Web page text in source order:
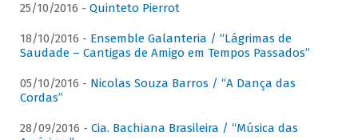
25/10/2016 - Quinteto Pierrot
18/10/2016 - Ensemble Galanteria / “Lágrimas de
Saudade – Cantigas de Amigo em Tempos Passados”
05/10/2016 - Nicolas Souza Barros / “A Dança das
Cordas”
28/09/2016 - Cia. Bachiana Brasileira / “Música das